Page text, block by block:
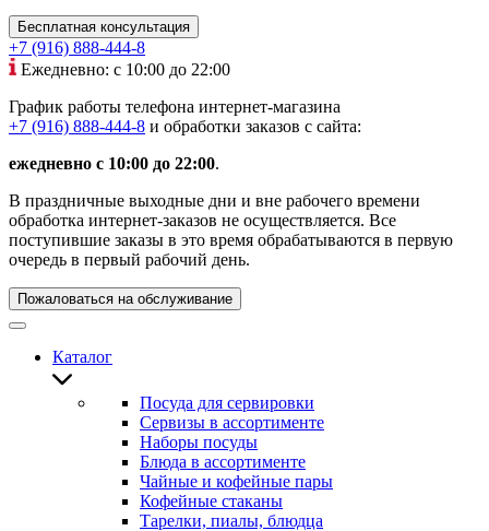
Бесплатная консультация
+7 (916) 888-444-8
Ежедневно: с 10:00 до 22:00
График работы телефона интернет-магазина
+7 (916) 888-444-8 и обработки заказов с сайта:
ежедневно с 10:00 до 22:00.
В праздничные выходные дни и вне рабочего времени
обработка интернет-заказов не осуществляется. Все
поступившие заказы в это время обрабатываются в первую
очередь в первый рабочий день.
Пожаловаться на обслуживание
Каталог
Посуда для сервировки
Сервизы в ассортименте
Наборы посуды
Блюда в ассортименте
Чайные и кофейные пары
Кофейные стаканы
Тарелки, пиалы, блюдца